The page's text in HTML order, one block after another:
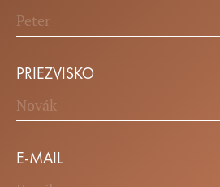
PRIEZVISKO
E-MAIL